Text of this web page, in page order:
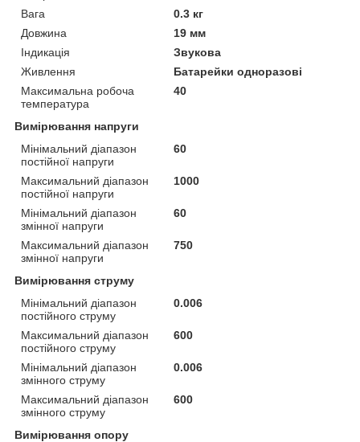
Вага
0.3 кг
Довжина
19 мм
Індикація
Звукова
Живлення
Батарейки одноразові
Максимальна робоча
температура
40
Вимірювання напруги
Мінімальний діапазон
постійної напруги
60
Максимальний діапазон
постійної напруги
1000
Мінімальний діапазон
змінної напруги
60
Максимальний діапазон
змінної напруги
750
Вимірювання струму
Мінімальний діапазон
постійного струму
0.006
Максимальний діапазон
постійного струму
600
Мінімальний діапазон
змінного струму
0.006
Максимальний діапазон
змінного струму
600
Вимірювання опору